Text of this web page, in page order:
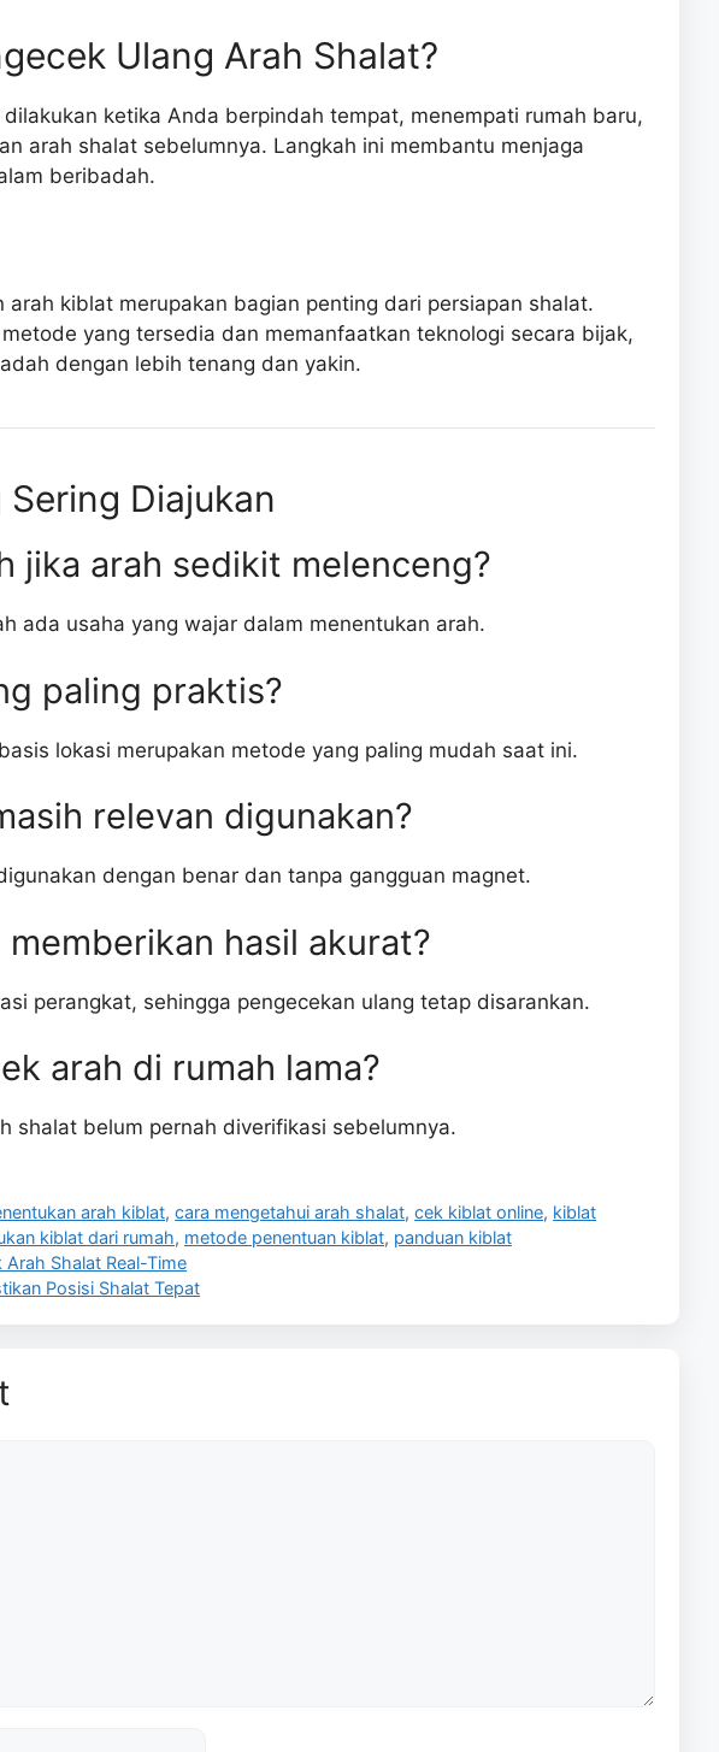
Ulang Arah Shalat?
ketika Anda berpindah tempat, menempati rumah baru,
arah shalat sebelumnya. Langkah ini membantu menjaga
beribadah.
arah kiblat merupakan bagian penting dari persiapan shalat.
yang tersedia dan memanfaatkan teknologi secara bijak,
dengan lebih tenang dan yakin.
Diajukan
jika arah sedikit melenceng?
ada usaha yang wajar dalam menentukan arah.
paling praktis?
lokasi merupakan metode yang paling mudah saat ini.
relevan digunakan?
dengan benar dan tanpa gangguan magnet.
memberikan hasil akurat?
perangkat, sehingga pengecekan ulang tetap disarankan.
arah di rumah lama?
shalat belum pernah diverifikasi sebelumnya.
arah kiblat,cara mengetahui arah shalat,cek kiblat online, kiblat
kiblat dari rumah, metode penentuan kiblat, panduan kiblat
Arah Shalat Real-Time
Posisi Shalat Tepat